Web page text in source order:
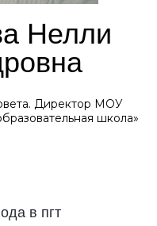
Нелли
Директор МОУ
школа»
в пгт